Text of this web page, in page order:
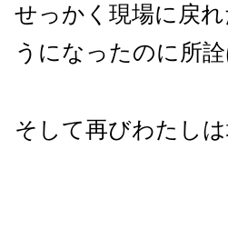
せっかく現場に戻
うになったのに所詮
そして再びわたしは